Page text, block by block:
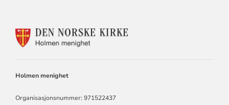
KONTAKTINFORMASJON
Holmen menighet
Organisasjonsnummer: 971522437